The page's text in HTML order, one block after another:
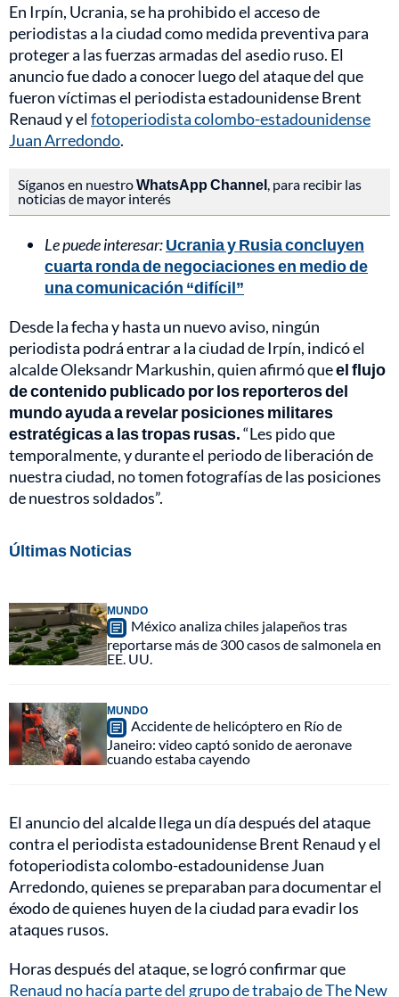
En Irpín, Ucrania, se ha prohibido el acceso de
periodistas a la ciudad como medida preventiva para
proteger a las fuerzas armadas del asedio ruso. El
anuncio fue dado a conocer luego del ataque del que
fueron víctimas el periodista estadounidense Brent
Renaud y elfotoperiodista colombo-estadounidense
Juan Arredondo.
Síganos en nuestroWhatsApp Channel , para recibir las
noticias de mayor interés
Le puede interesar:Ucrania y Rusia concluyen
cuarta ronda de negociaciones en medio de
una comunicación “difícil”
Desde la fecha y hasta un nuevo aviso, ningún
periodista podrá entrar a la ciudad de Irpín, indicó el
alcalde Oleksandr Markushin, quien afirmó queel flujo
de contenido publicado por los reporteros del
mundo ayuda a revelar posiciones militares
estratégicas a las tropas rusas.“Les pido que
temporalmente, y durante el periodo de liberación de
nuestra ciudad, no tomen fotografías de las posiciones
de nuestros soldados”.
Últimas Noticias
MUNDO
México analiza chiles jalapeños tras
reportarse más de 300 casos de salmonela en
EE. UU.
MUNDO
Accidente de helicóptero en Río de
Janeiro: video captó sonido de aeronave
cuando estaba cayendo
El anuncio del alcalde llega un día después del ataque
contra el periodista estadounidense Brent Renaud y el
fotoperiodista colombo-estadounidense Juan
Arredondo, quienes se preparaban para documentar el
éxodo de quienes huyen de la ciudad para evadir los
ataques rusos.
Horas después del ataque, se logró confirmar que
Renaud no hacía parte del grupo de trabajo de The New